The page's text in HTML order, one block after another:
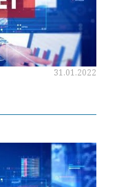
31.01.2022